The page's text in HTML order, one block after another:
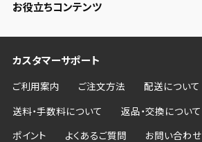
お役立ちコンテンツ
カスタマーサポート
ご利用案内 ご注文方法 配送について
送料・手数料について 返品・交換について
ポイント よくあるご質問 お問い合わせ